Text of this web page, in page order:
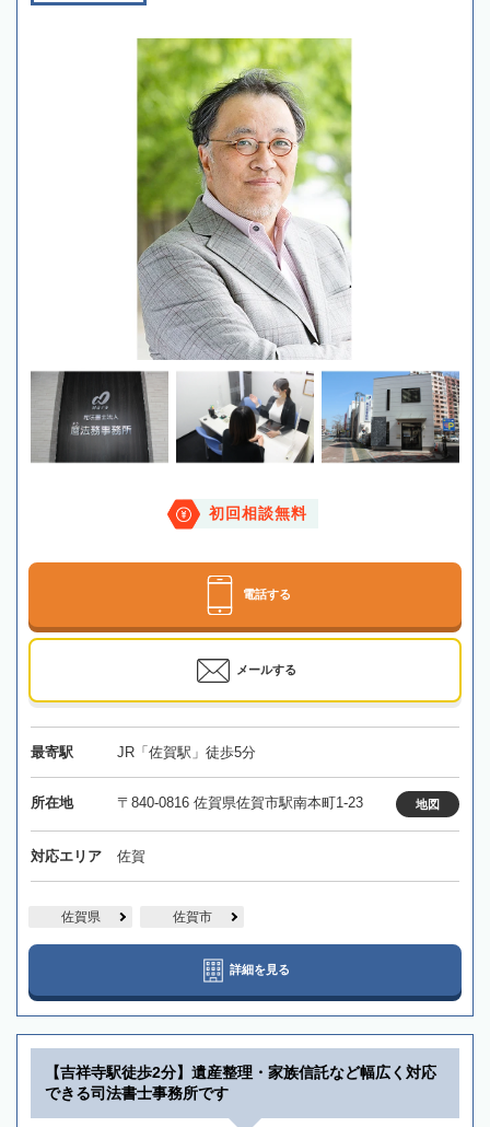
初回相談無料
電話する
メールする
最寄駅 JR「佐賀駅」徒歩5分
所在地 〒840-0816 佐賀県佐賀市駅南本町1-23 地図
対応エリア 佐賀
佐賀県 佐賀市
詳細を見る
【吉祥寺駅徒歩2分】遺産整理・家族信託など幅広く対応
できる司法書士事務所です